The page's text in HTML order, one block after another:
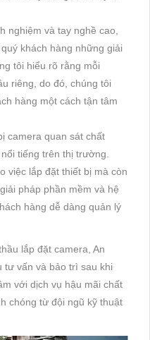
nghiệm và tay nghề cao,
khách hàng những giải
tôi hiểu rõ rằng mỗi
riêng, do đó, chúng tôi
hàng một cách tận tâm
camera quan sát chất
tiếng trên thị trường.
việc lắp đặt thiết bị mà còn
pháp phần mềm và hệ
hàng dễ dàng quản lý
lắp đặt camera, An
tư vấn và bảo trì sau khi
với dịch vụ hậu mãi chất
chóng từ đội ngũ kỹ thuật